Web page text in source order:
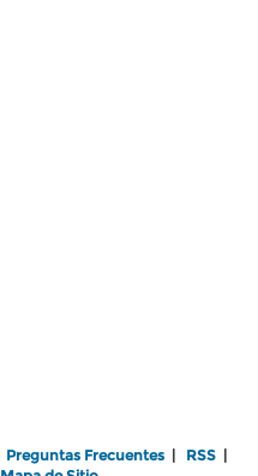
Preguntas Frecuentes | RSS |